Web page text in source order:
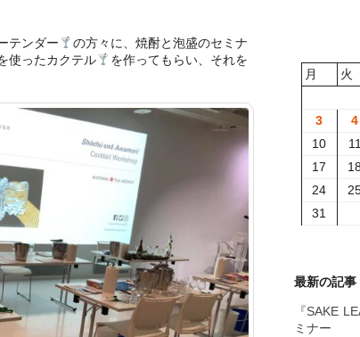
テンダー
の方々に、焼酎と泡盛のセミナ
使ったカクテル
を作ってもらい、それを
月 火
3
4
10
11
17
18
24
31
最新の記事
『SAKE
ミナー